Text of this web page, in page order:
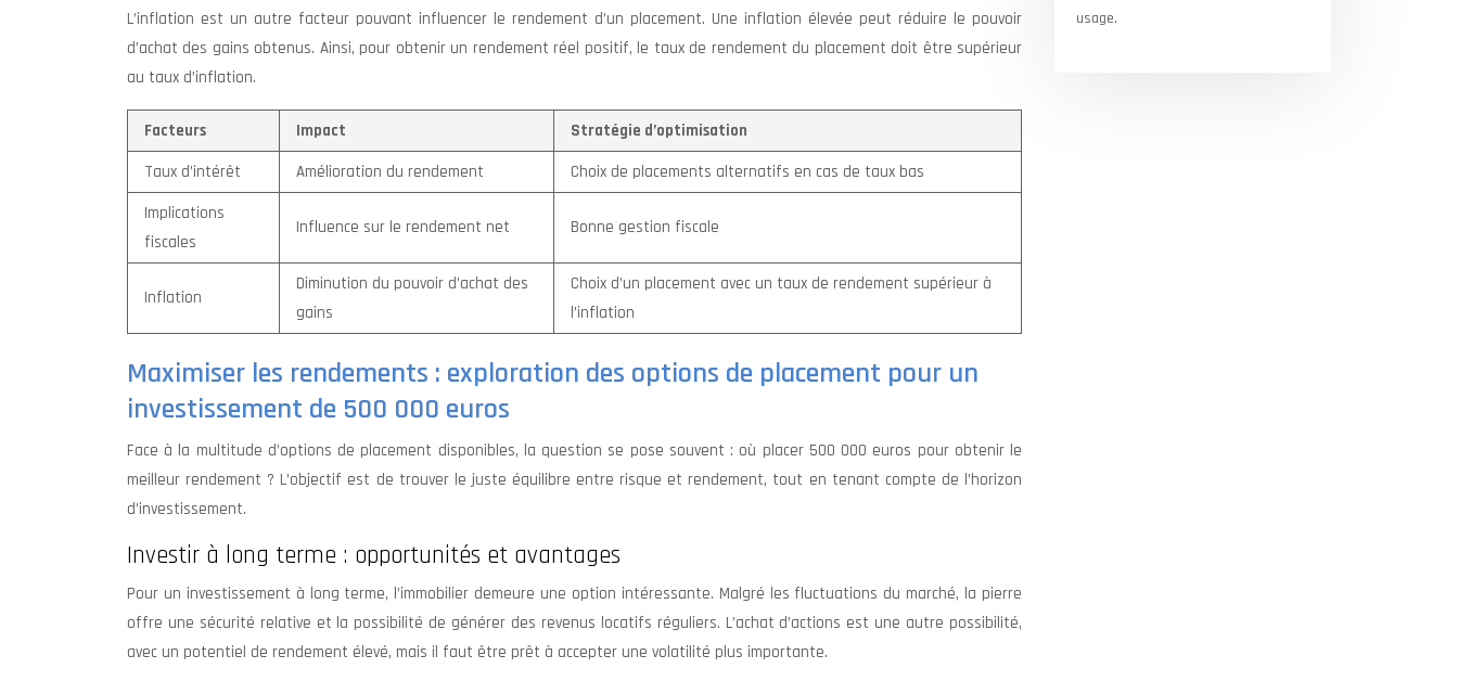
L’inflation est un autre facteur pouvant influencer le rendement d’un placement. Une inflation élevée peut réduire le pouvoir
d’achat des gains obtenus. Ainsi, pour obtenir un rendement réel positif, le taux de rendement du placement doit être supérieur
au taux d’inflation.
Facteurs Impact
Stratégie d’optimisation
Taux d’intérêt
Amélioration du rendement
Choix de placements alternatifs en cas de taux bas
Implications
fiscales
Influence sur le rendement net Bonne gestion fiscale
Inflation
Diminution du pouvoir d’achat des
gains
Choix d’un placement avec un taux de rendement supérieur à
l’inflation
Maximiser les rendements : exploration des options de placement pour un
investissement de 500 000 euros
Face à la multitude d’options de placement disponibles, la question se pose souvent : où placer 500 000 euros pour obtenir le
meilleur rendement ? L’objectif est de trouver le juste équilibre entre risque et rendement, tout en tenant compte de l’horizon
d’investissement.
Investir à long terme : opportunités et avantages
Pour un investissement à long terme, l’immobilier demeure une option intéressante. Malgré les fluctuations du marché, la pierre
offre une sécurité relative et la possibilité de générer des revenus locatifs réguliers. L’achat d’actions est une autre possibilité,
avec un potentiel de rendement élevé, mais il faut être prêt à accepter une volatilité plus importante.
usage.